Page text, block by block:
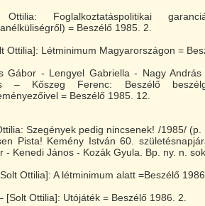
Foglalkoztatáspolitikai
= Beszélő 1985. 2.
Ottilia]: Létminimum Magyarországon =
Gábor - Lengyel Gabriella - Nagy
– Kőszeg Ferenc: Beszélő
= Beszélő 1985. 12.
Szegények pedig nincsenek! /1985/
Pista! Kemény István 60.
- Kenedi János - Kozák Gyula. Bp. ny. n.
Ottilia]: A létminimum alatt =Beszélő
[Solt Ottilia]: Utójáték = Beszélő 1986. 2.